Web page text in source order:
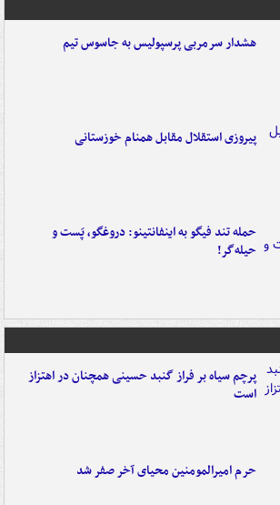
هشدار سرمربی پرسپولیس به جاسوس تیم
پیروزی استقلال مقابل همنام خوزستانی
حمله تند فیگو به اینفانتینو: دروغگو، پَست‌ و
حیله‌گر!
پرچم سیاه بر فراز گنبد حسینی همچنان در اهتزاز
است
حرم امیرالمومنین محیای آخر صفر شد